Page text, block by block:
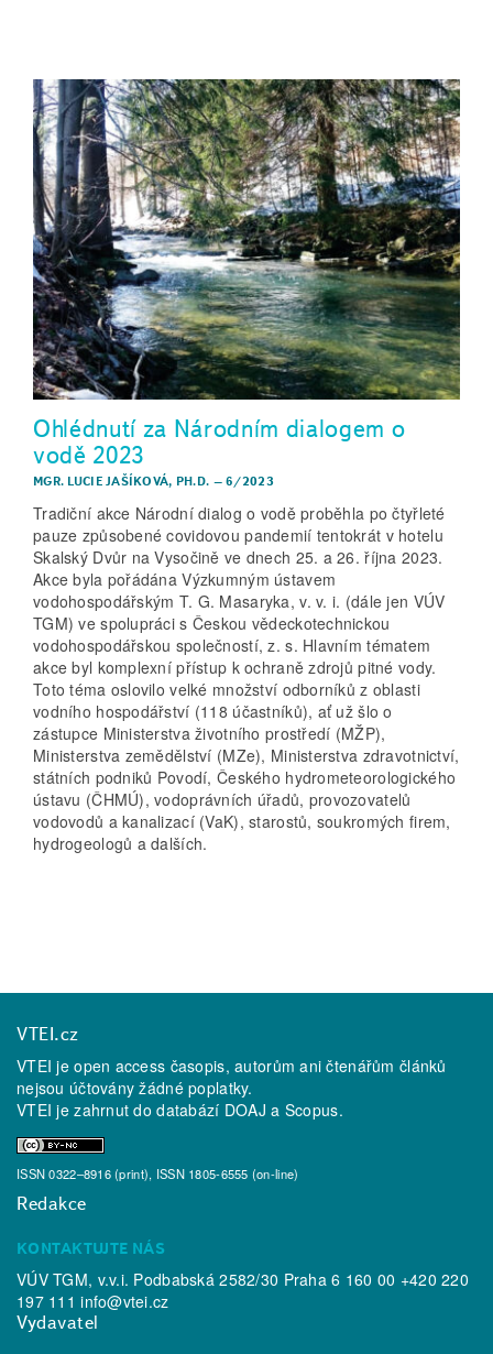
Ohlédnutí za Národním dialogem o
vodě 2023
MGR. LUCIE JAŠÍKOVÁ, PH.D. –6/2023
Tradiční akce Národní dialog o vodě proběhla po čtyřleté
pauze způsobené covidovou pandemií tentokrát v hotelu
Skalský Dvůr na Vysočině ve dnech 25. a 26. října 2023.
Akce byla pořádána Výzkumným ústavem
vodohospodářským T. G. Masaryka, v. v. i. (dále jen VÚV
TGM) ve spolupráci s Českou vědecko­technickou
vodohospodářskou společností, z. s. Hlavním tématem
akce byl komplexní přístup k ochraně zdrojů pitné vody.
Toto téma oslovilo velké množství odborníků z oblasti
vodního hospodářství (118 účastníků), ať už šlo o
zástupce Ministerstva životního prostředí (MŽP),
Ministerstva zemědělství (MZe), Ministerstva zdravotnictví,
státních podniků Povodí, Českého hydrometeorologického
ústavu (ČHMÚ), vodoprávních úřadů, provozovatelů
vodovodů a kanalizací (VaK), starostů, soukromých firem,
hydrogeologů a dalších.
VTEI.cz
VTEI je open access časopis, autorům ani čtenářům článků
nejsou účtovány žádné poplatky.
VTEI je zahrnut do databází DOAJ a Scopus.
ISSN 0322–8916 (print), ISSN 1805-6555 (on-line)
Redakce
KONTAKTUJTE NÁS
VÚV TGM, v.v.i. Podbabská 2582/30 Praha 6 160 00 +420 220
197 111info@vtei.cz
Vydavatel